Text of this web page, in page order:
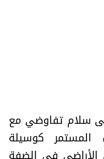
سلام تفاوضي مع
المستمر كوسيلة